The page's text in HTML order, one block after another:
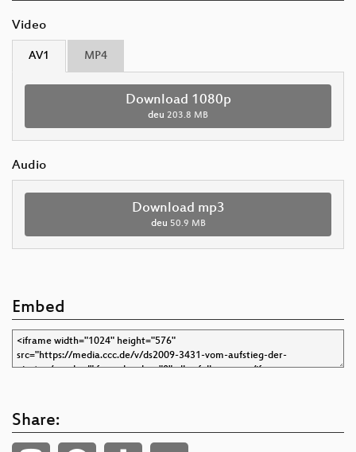
Video
AV1 MP4
Download 1080p
deu 203.8 MB
Audio
Download mp3
deu 50.9 MB
Embed
Share: